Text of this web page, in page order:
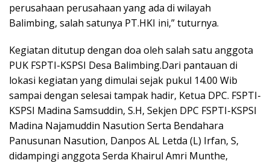
perusahaan perusahaan yang ada di wilayah
Balimbing, salah satunya PT.HKI ini,” tuturnya.
Kegiatan ditutup dengan doa oleh salah satu anggota
PUK FSPTI-KSPSI Desa Balimbing.Dari pantauan di
lokasi kegiatan yang dimulai sejak pukul 14.00 Wib
sampai dengan selesai tampak hadir, Ketua DPC. FSPTI-
KSPSI Madina Samsuddin, S.H, Sekjen DPC FSPTI-KSPSI
Madina Najamuddin Nasution Serta Bendahara
Panusunan Nasution, Danpos AL Letda (L) Irfan, S,
didampingi anggota Serda Khairul Amri Munthe,